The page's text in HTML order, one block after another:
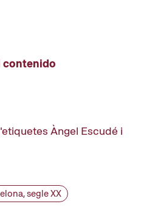
contenido
Àngel Escudé i
segle XX